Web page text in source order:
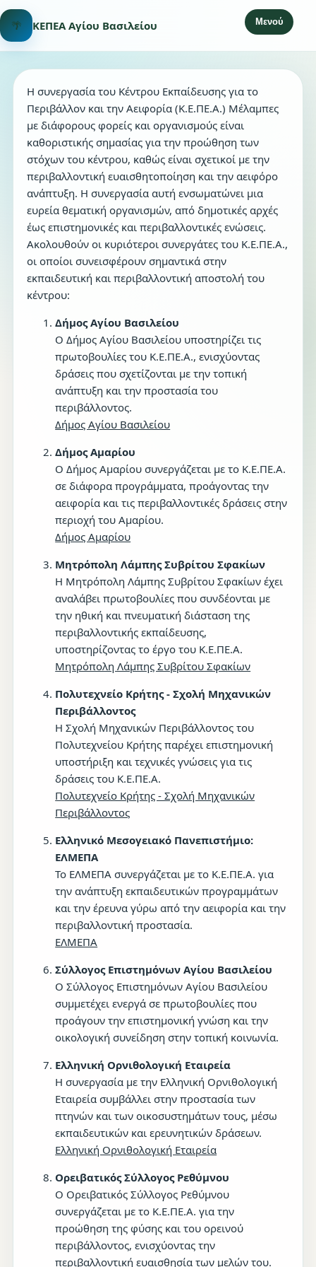
🌴 ΚΕΠΕΑ Αγίου Βασιλείου Μενού
Η συνεργασία του Κέντρου Εκπαίδευσης για το
Περιβάλλον και την Αειφορία (Κ.Ε.ΠΕ.Α.) Μέλαμπες
με διάφορους φορείς και οργανισμούς είναι
καθοριστικής σημασίας για την προώθηση των
στόχων του κέντρου, καθώς είναι σχετικοί με την
περιβαλλοντική ευαισθητοποίηση και την αειφόρο
ανάπτυξη. Η συνεργασία αυτή ενσωματώνει μια
ευρεία θεματική οργανισμών, από δημοτικές αρχές
έως επιστημονικές και περιβαλλοντικές ενώσεις.
Ακολουθούν οι κυριότεροι συνεργάτες του Κ.Ε.ΠΕ.Α.,
οι οποίοι συνεισφέρουν σημαντικά στην
εκπαιδευτική και περιβαλλοντική αποστολή του
κέντρου:
Δήμος Αγίου Βασιλείου
Ο Δήμος Αγίου Βασιλείου υποστηρίζει τις
πρωτοβουλίες του Κ.Ε.ΠΕ.Α., ενισχύοντας
δράσεις που σχετίζονται με την τοπική
ανάπτυξη και την προστασία του
περιβάλλοντος.
Δήμος Αγίου Βασιλείου
Δήμος Αμαρίου
Ο Δήμος Αμαρίου συνεργάζεται με το Κ.Ε.ΠΕ.Α.
σε διάφορα προγράμματα, προάγοντας την
αειφορία και τις περιβαλλοντικές δράσεις στην
περιοχή του Αμαρίου.
Δήμος Αμαρίου
Μητρόπολη Λάμπης Συβρίτου Σφακίων
Η Μητρόπολη Λάμπης Συβρίτου Σφακίων έχει
αναλάβει πρωτοβουλίες που συνδέονται με
την ηθική και πνευματική διάσταση της
περιβαλλοντικής εκπαίδευσης,
υποστηρίζοντας το έργο του Κ.Ε.ΠΕ.Α.
Μητρόπολη Λάμπης Συβρίτου Σφακίων
Πολυτεχνείο Κρήτης - Σχολή Μηχανικών
Περιβάλλοντος
Η Σχολή Μηχανικών Περιβάλλοντος του
Πολυτεχνείου Κρήτης παρέχει επιστημονική
υποστήριξη και τεχνικές γνώσεις για τις
δράσεις του Κ.Ε.ΠΕ.Α.
Πολυτεχνείο Κρήτης - Σχολή Μηχανικών
Περιβάλλοντος
Ελληνικό Μεσογειακό Πανεπιστήμιο:
ΕΛΜΕΠΑ
Το ΕΛΜΕΠΑ συνεργάζεται με το Κ.Ε.ΠΕ.Α. για
την ανάπτυξη εκπαιδευτικών προγραμμάτων
και την έρευνα γύρω από την αειφορία και την
περιβαλλοντική προστασία.
ΕΛΜΕΠΑ
Σύλλογος Επιστημόνων Αγίου Βασιλείου
Ο Σύλλογος Επιστημόνων Αγίου Βασιλείου
συμμετέχει ενεργά σε πρωτοβουλίες που
προάγουν την επιστημονική γνώση και την
οικολογική συνείδηση στην τοπική κοινωνία.
Ελληνική Ορνιθολογική Εταιρεία
Η συνεργασία με την Ελληνική Ορνιθολογική
Εταιρεία συμβάλλει στην προστασία των
πτηνών και των οικοσυστημάτων τους, μέσω
εκπαιδευτικών και ερευνητικών δράσεων.
Ελληνική Ορνιθολογική Εταιρεία
Ορειβατικός Σύλλογος Ρεθύμνου
Ο Ορειβατικός Σύλλογος Ρεθύμνου
συνεργάζεται με το Κ.Ε.ΠΕ.Α. για την
προώθηση της φύσης και του ορεινού
περιβάλλοντος, ενισχύοντας την
περιβαλλοντική ευαισθησία των μελών του.